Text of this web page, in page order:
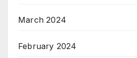
March 2024
February 2024